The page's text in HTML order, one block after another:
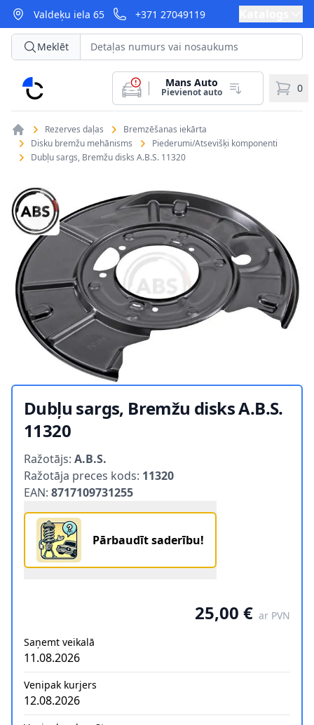
Valdeķu iela 65 +371 27049119
CarParts
Meklēt
Mans Auto
Pievienot auto 0
Rezerves daļas
Bremzēšanas iekārta
Disku bremžu mehānisms
Piederumi/Atsevišķi komponenti
Dubļu sargs, Bremžu disks A.B.S. 11320
Dubļu sargs, Bremžu disks A.B.S.
11320
Ražotājs: A.B.S.
Ražotāja preces kods: 11320
EAN: 8717109731255
Pārbaudīt saderību!
25,00 € ar PVN
Saņemt veikalā
11.08.2026
Venipak kurjers
12.08.2026